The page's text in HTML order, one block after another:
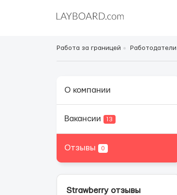
Работа за границей Работодатели
О компании
Вакансии 13
Отзывы 0
Strawberry отзывы